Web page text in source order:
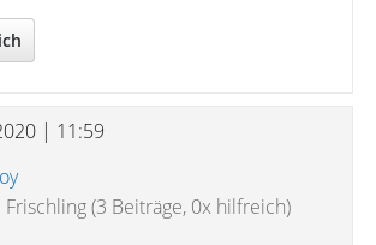
| 11:59
Frischling(3 Beiträge, 0x hilfreich)